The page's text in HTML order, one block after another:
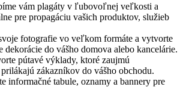
vám plagáty v ľubovoľnej veľkosti a
pre propagáciu vašich produktov, služieb
fotografie vo veľkom formáte a vytvorte
dekorácie do vášho domova alebo kancelárie.
pútavé výklady, ktoré zaujmú
zákazníkov do vášho obchodu.
informačné tabule, oznamy a bannery pre